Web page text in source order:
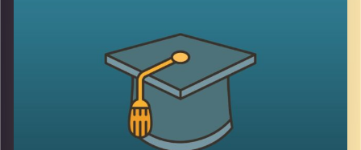
מידע. האחריות תועיל במניעת עבירות כגון
פלישה למידע אישי, הורדות לא חוקיות
ושימושים לא רצויים אחרים, אבל יש לזה גם
צדדים בעיתיים (כנראה שהבחנתם באחד או